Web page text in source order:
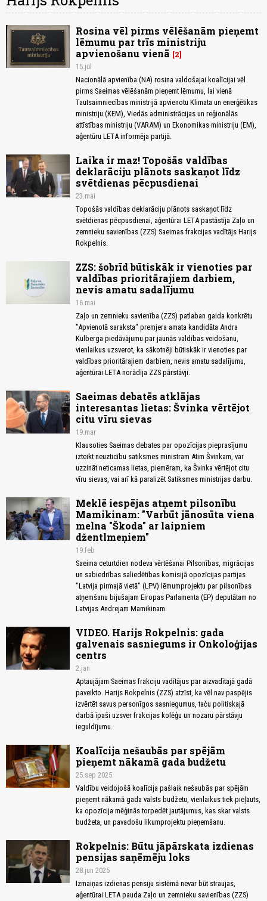
Rosina vēl pirms vēlēšanām pieņemt
lēmumu par trīs ministriju
apvienošanu vienā
2
15.jūl
Nacionālā apvienība (NA) rosina valdošajai koalīcijai vēl
pirms Saeimas vēlēšanām pieņemt lēmumu, lai vienā
Tautsaimniecības ministrijā apvienotu Klimata un enerģētikas
ministriju (KEM), Viedās administrācijas un reģionālās
attīstības ministriju (VARAM) un Ekonomikas ministriju (EM),
aģentūru LETA informēja partijā.
Laika ir maz! Topošās valdības
deklarāciju plānots saskaņot līdz
svētdienas pēcpusdienai
23.mai
Topošās valdības deklarāciju plānots saskaņot līdz
svētdienas pēcpusdienai, aģentūrai LETA pastāstīja Zaļo un
zemnieku savienības (ZZS) Saeimas frakcijas vadītājs Harijs
Rokpelnis.
ZZS: šobrīd būtiskāk ir vienoties par
valdības prioritārajiem darbiem,
nevis amatu sadalījumu
16.mai
Zaļo un zemnieku savienība (ZZS) patlaban gaida konkrētu
"Apvienotā saraksta" premjera amata kandidāta Andra
Kulberga piedāvājumu par jaunās valdības veidošanu,
vienlaikus uzsverot, ka sākotnēji būtiskāk ir vienoties par
valdības prioritārajiem darbiem, nevis amatu sadalījumu,
aģentūrai LETA norādīja ZZS pārstāvji.
Saeimas debatēs atklājas
interesantas lietas: Švinka vērtējot
citu vīru sievas
19.mar
Klausoties Saeimas debates par opozīcijas pieprasījumu
izteikt neuzticību satiksmes ministram Atim Švinkam, var
uzzināt neticamas lietas, piemēram, ka Švinka vērtējot citu
vīru sievas, vai arī kā paralizēt Satiksmes ministrijas darbu.
Meklē iespējas atņemt pilsonību
Mamikinam: "Varbūt jānosūta viena
melna "Škoda" ar laipniem
džentlmeņiem"
19.feb
Saeima ceturtdien nodeva vērtēšanai Pilsonības, migrācijas
un sabiedrības saliedētības komisijā opozīcijas partijas
"Latvija pirmajā vietā" (LPV) lēmumprojektu par pilsonības
atņemšanu bijušajam Eiropas Parlamenta (EP) deputātam no
Latvijas Andrejam Mamikinam.
VIDEO. Harijs Rokpelnis: gada
galvenais sasniegums ir Onkoloģijas
centrs
2.jan
Aptaujājam Saeimas frakciju vadītājus par aizvadītajā gadā
paveikto. Harijs Rokpelnis (ZZS) atzīst, ka vēl nav paspējis
izvērtēt savus personīgos sasniegumus, taču politiskajā
darbā īpaši uzsver frakcijas kolēģu un nozaru pārstāvju
ieguldījumu.
Koalīcija nešaubās par spējām
pieņemt nākamā gada budžetu
25.sep 2025
Valdību veidojošā koalīcija pašlaik nešaubās par spējām
pieņemt nākamā gada valsts budžetu, vienlaikus tiek pieļauts,
ka opozīcija mēģinās torpedēt jautājumus, kas skar valsts
budžeta, un pavadošu likumprojektu pieņemšanu.
Rokpelnis: Būtu jāpārskata izdienas
pensijas saņēmēju loks
28.jun 2025
Izmaiņas izdienas pensiju sistēmā nevar būt straujas,
aģentūrai LETA pauda Zaļo un zemnieku savienības (ZZS)